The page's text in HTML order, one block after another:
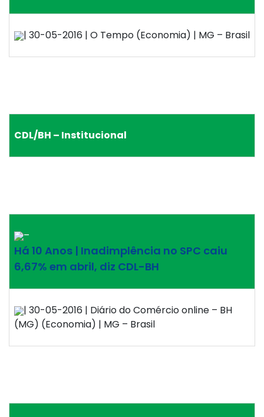
| 30-05-2016 | O Tempo (Economia) | MG – Brasil
CDL/BH – Institucional
–
Há 10 Anos | Inadimplência no SPC caiu
6,67% em abril, diz CDL-BH
| 30-05-2016 | Diário do Comércio online – BH
(MG) (Economia) | MG – Brasil